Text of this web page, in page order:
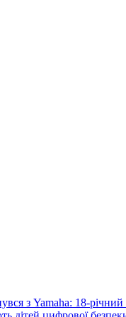
з Yamaha: 18-